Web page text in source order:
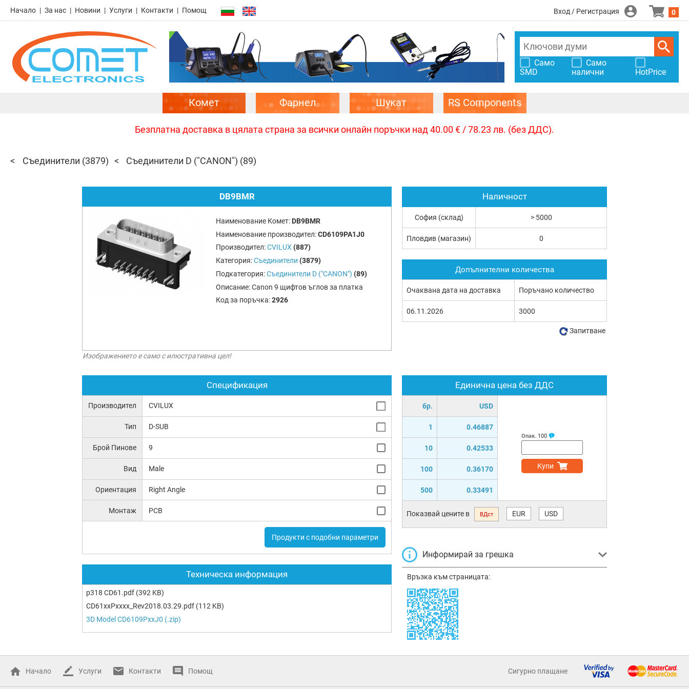
Начало За нас Новини Услуги Контакти Помощ Вход / Регистрация 0
Само
SMD
Само
налични
HotPrice
Комет Фарнел Шукат RS Components
Безплатна доставка в цялата страна за всички онлайн поръчки над 40.00 € / 78.23 лв. (без ДДС).
Съединители (3879) Съединители D ("CANON") (89)
DB9BMR
Наименование Комет: DB9BMR
Наименование производител:CD6109PA1J0
Производител:CVILUX (887)
Категория:Съединители (3879)
Подкатегория:Съединители D ("CANON") (89)
Описание:Canon 9 щифтов ъглов за платка
Код за поръчка:2926
Изображението е само с илюстративна цел!
Спецификация
Производител CVILUX
Тип D-SUB
Брой Пинове 9
Вид Male
Ориентация Right Angle
Монтаж PCB
Продукти с подобни параметри
Техническа информация
p318 CD61.pdf (392 KB)
CD61xxPxxxx_Rev2018.03.29.pdf (112 KB)
3D Model CD6109PxxJ0 (.zip)
Единична цена без ДДС
бр. USD
1 0.46887
10 0.42533
100 0.36170
500 0.33491
Опак. 100
Купи
Показвай цените в ВДст EUR USD
Информирай за грешка
Връзка към страницата:
Наличност
София (склад) > 5000
Пловдив (магазин) 0
Допълнителни количества
Очаквана дата на доставка Поръчано количество
06.11.2026 3000
Запитване
Начало Услуги Контакти Помощ Сигурно плащане